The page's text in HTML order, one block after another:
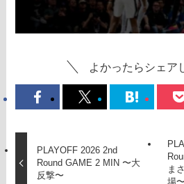
よかったらシェア
PLAYOFF 2026 2nd
Round GAME 2 MIN 〜大
反撃〜
ま
場〜